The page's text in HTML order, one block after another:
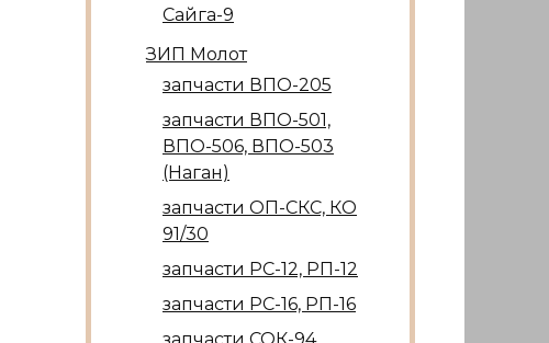
Сайга-9
ЗИП Молот
запчасти ВПО-205
запчасти ВПО-501,
ВПО-506, ВПО-503
(Наган)
запчасти ОП-СКС, КО
91/30
запчасти РС-12, РП-12
запчасти РС-16, РП-16
запчасти СОК-94